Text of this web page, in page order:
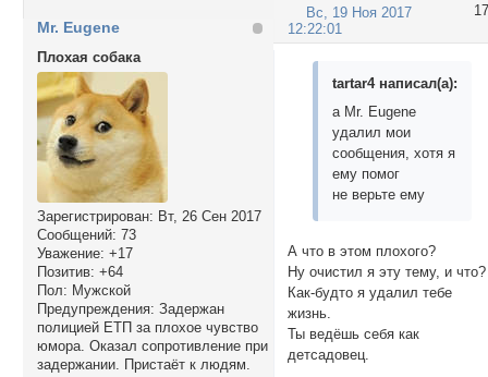
17
Вс, 19 Ноя 2017
12:22:01
Mr. Eugene
Плохая собака
Зарегистрирован: Вт, 26 Сен 2017
Сообщений: 73
Уважение: +17
Позитив: +64
Пол: Мужской
Предупреждения: Задержан
полицией ЕТП за плохое чувство
юмора. Оказал сопротивление при
задержании. Пристаёт к людям.
tartar4 написал(а):
а Mr. Eugene
удалил мои
сообщения, хотя я
ему помог
не верьте ему
А что в этом плохого?
Ну очистил я эту тему, и что?
Как-будто я удалил тебе
жизнь.
Ты ведёшь себя как
детсадовец.